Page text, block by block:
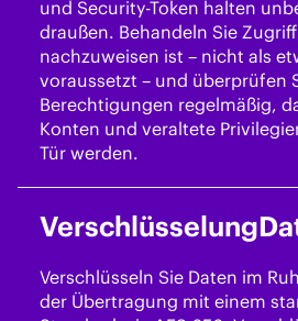
und Security-Token halten
draußen. Behandeln Sie
nachzuweisen ist – nicht als
voraussetzt – und überprüfen
Berechtigungen regelmäßig,
Konten und veraltete
Tür werden.
Verschlüsselung
Verschlüsseln Sie Daten im
der Übertragung mit einem